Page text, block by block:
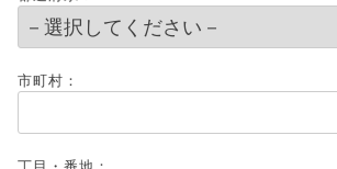
市町村：